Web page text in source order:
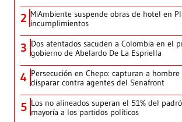
2 MiAmbiente suspende obras de hotel en
incumplimientos
3 Dos atentados sacuden a Colombia en el
gobierno de Abelardo De La Espriella
4 Persecución en Chepo: capturan a
disparar contra agentes del Senafront
5 Los no alineados superan el 51% del
mayoría a los partidos políticos